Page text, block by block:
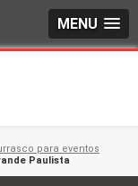
MENU
para eventos
Paulista